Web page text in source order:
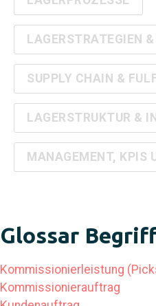
LAGERSTRATEGIEN
SUPPLY CHAIN &
LAGERSTRUKTUR &
MANAGEMENT, KPIS
Glossar
Kommissionierleistung
Kommissionierauftrag